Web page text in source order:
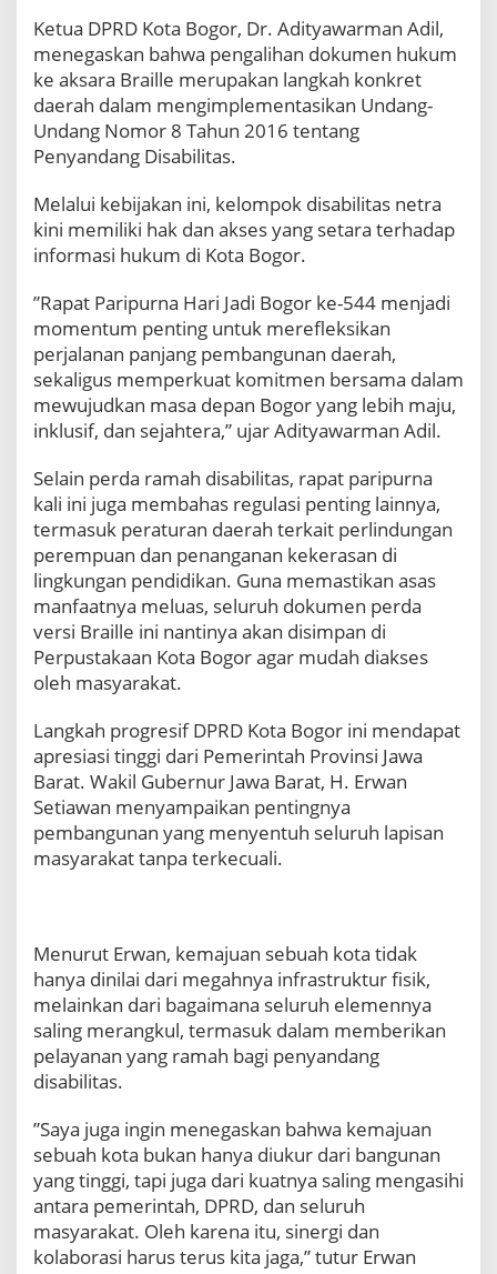
u
k
A
s
e
b
l
i
a
s
D
s
a
b
l
t
a
s
​Ketua DPRD Kota Bogor, Dr. Adityawarman Adil,
menegaskan bahwa pengalihan dokumen hukum
ke aksara Braille merupakan langkah konkret
daerah dalam mengimplementasikan Undang-
Undang Nomor 8 Tahun 2016 tentang
Penyandang Disabilitas.
Melalui kebijakan ini, kelompok disabilitas netra
kini memiliki hak dan akses yang setara terhadap
informasi hukum di Kota Bogor.
​”Rapat Paripurna Hari Jadi Bogor ke-544 menjadi
momentum penting untuk merefleksikan
perjalanan panjang pembangunan daerah,
sekaligus memperkuat komitmen bersama dalam
mewujudkan masa depan Bogor yang lebih maju,
inklusif, dan sejahtera,” ujar Adityawarman Adil.
​Selain perda ramah disabilitas, rapat paripurna
kali ini juga membahas regulasi penting lainnya,
termasuk peraturan daerah terkait perlindungan
perempuan dan penanganan kekerasan di
lingkungan pendidikan. Guna memastikan asas
manfaatnya meluas, seluruh dokumen perda
versi Braille ini nantinya akan disimpan di
Perpustakaan Kota Bogor agar mudah diakses
oleh masyarakat.
​Langkah progresif DPRD Kota Bogor ini mendapat
apresiasi tinggi dari Pemerintah Provinsi Jawa
Barat. Wakil Gubernur Jawa Barat, H. Erwan
Setiawan menyampaikan pentingnya
pembangunan yang menyentuh seluruh lapisan
masyarakat tanpa terkecuali.
​Menurut Erwan, kemajuan sebuah kota tidak
hanya dinilai dari megahnya infrastruktur fisik,
melainkan dari bagaimana seluruh elemennya
saling merangkul, termasuk dalam memberikan
pelayanan yang ramah bagi penyandang
disabilitas.
​”Saya juga ingin menegaskan bahwa kemajuan
sebuah kota bukan hanya diukur dari bangunan
yang tinggi, tapi juga dari kuatnya saling mengasihi
antara pemerintah, DPRD, dan seluruh
masyarakat. Oleh karena itu, sinergi dan
kolaborasi harus terus kita jaga,” tutur Erwan